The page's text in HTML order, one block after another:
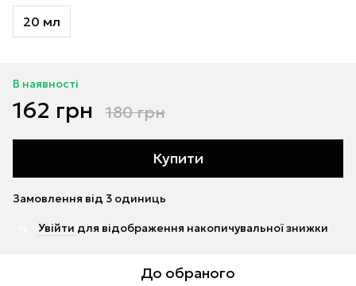
20 мл
В наявності
162 грн 180 грн
Купити
Замовлення від 3 одиниць
Увійти для відображення накопичувальної знижки
До обраного